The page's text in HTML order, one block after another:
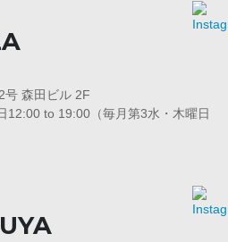
号 森田ビル 2F
to 19:00（毎月第3水・木曜日